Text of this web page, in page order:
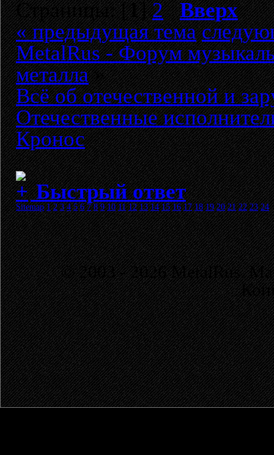
Страницы: [1]2
Вверх
« предыдущая тема
MetalRus - Форум
металла»
Всё об отечественной и
Отечественные
Кронос
Быстрый ответ
Sitemap 1 2 3 4 5 6 7 8 9 10 11 12 13 14 15 16 17 18 19 20 21 22 23 24
© 2003 - 2026 MetalRus.